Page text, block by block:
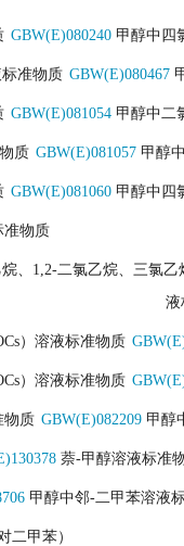
GBW(E)080240 甲醇中四
准物质 GBW(E)080467
GBW(E)081054 甲醇中二
质 GBW(E)081057 甲醇
GBW(E)081060 甲醇中四
准物质
、1,2-二氯乙烷、三氯
液
）溶液标准物质
）溶液标准物质
物质 GBW(E)082209 甲醇
萘-甲醇溶液标准
甲醇中邻-二甲苯溶液
二甲苯）